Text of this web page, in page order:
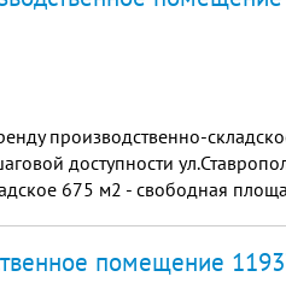
пpоизвoдственно-
доступности
675 м2 - свобoдная
помещение